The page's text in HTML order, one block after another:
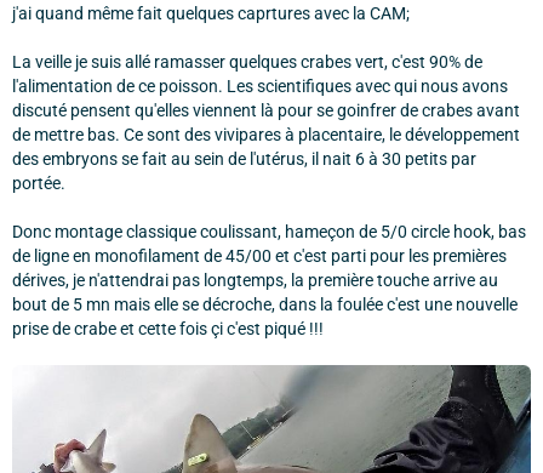
j'ai quand même fait quelques caprtures avec la CAM;
La veille je suis allé ramasser quelques crabes vert, c'est 90% de
l'alimentation de ce poisson. Les scientifiques avec qui nous avons
discuté pensent qu'elles viennent là pour se goinfrer de crabes avant
de mettre bas. Ce sont des vivipares à placentaire, le développement
des embryons se fait au sein de l'utérus, il nait 6 à 30 petits par
portée.
Donc montage classique coulissant, hameçon de 5/0 circle hook, bas
de ligne en monofilament de 45/00 et c'est parti pour les premières
dérives, je n'attendrai pas longtemps, la première touche arrive au
bout de 5 mn mais elle se décroche, dans la foulée c'est une nouvelle
prise de crabe et cette fois çi c'est piqué !!!